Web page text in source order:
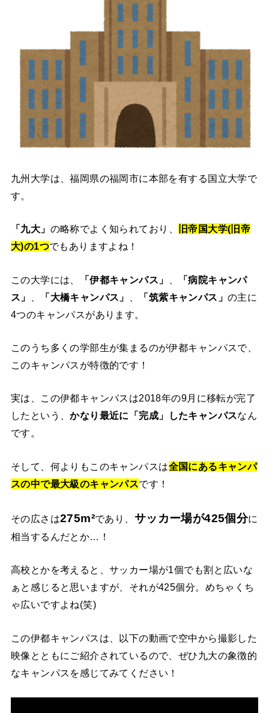
九州大学は、福岡県の福岡市に本部を有する国立大学で
す。
「九大」 の略称でよく知られており、
旧帝国大学(旧帝
大)の1つでもありますよね！
この大学には、 「伊都キャンパス」
「病院キャンパ
ス」
「大橋キャンパス」 「筑紫キャンパス」の主に
4つのキャンパスがあります。
このうち多くの学部生が集まるのが伊都キャンパスで、
このキャンパスが特徴的です！
実は、この伊都キャンパスは2018年の9月に移転が完了
したという、かなり最近に「完成」したキャンパスなん
です。
そして、何よりもこのキャンパスは全国にあるキャンパ
スの中で最大級のキャンパスです！
その広さは275m²であり、 サッカー場が425個分に
相当するんだとか…！
高校とかを考えると、サッカー場が1個でも割と広いな
ぁと感じると思いますが、それが425個分。めちゃくち
ゃ広いですよね(笑)
この伊都キャンパスは、以下の動画で空中から撮影した
映像とともにご紹介されているので、ぜひ九大の象徴的
なキャンパスを感じてみてください！